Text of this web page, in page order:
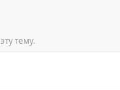
тему.